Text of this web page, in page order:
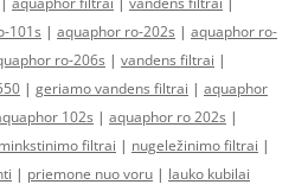
101s | aquaphor ro-202s | aquaphor ro-
ro-206s | vandens filtrai |
| geriamo vandens filtrai | aquaphor
102s | aquaphor ro 202s |
filtrai | nugeležinimo filtrai |
| priemone nuo voru | lauko kubilai